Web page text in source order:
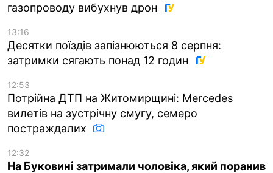
газопроводу вибухнув дрон
13:16
Десятки поїздів запізнюються 8 серпня:
затримки сягають понад 12 годин
12:53
Потрійна ДТП на Житомирщині: Mercedes
вилетів на зустрічну смугу, семеро
постраждалих
12:32
На Буковині затримали чоловіка, який поранив